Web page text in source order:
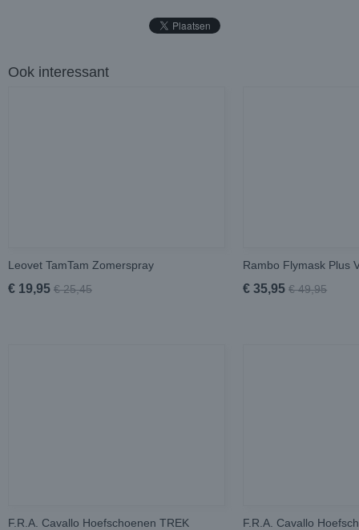
Ook interessant
Leovet TamTam Zomerspray
€ 19,95 € 25,45
Rambo Flymask Plus
€ 35,95 € 49,95
F.R.A. Cavallo Hoefschoenen TREK F.R.A. Cavallo